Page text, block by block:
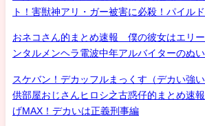
ト！害獣神アリ・ガー被害に必殺！パイル
おネコさん的まとめ速報 僕の彼女はエリ
ンタルメンヘラ電波中年アルバイターのぬ
スケバン！デカッフルまっくす（デカい強
供部屋おじさんヒロシ之古惑仔的まとめ速
げMAX！デカいは正義刑事編